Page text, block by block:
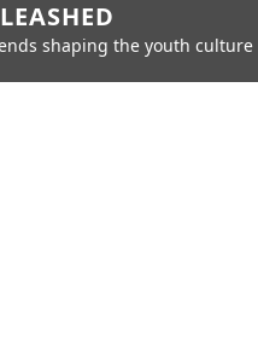
shaping the youth culture